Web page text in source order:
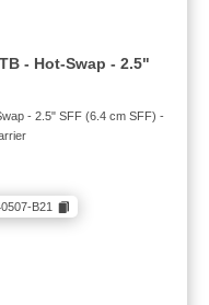
- Hot-Swap - 2.5"
- 2.5" SFF (6.4 cm SFF) -
B21